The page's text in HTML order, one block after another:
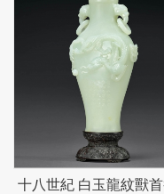
十八世紀 白玉龍紋獸